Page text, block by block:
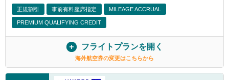
正規割引 事前有料座席指定 MILEAGE ACCRUAL
PREMIUM QUALIFYING CREDIT
フライトプランを開く
海外航空券の変更はこちらから